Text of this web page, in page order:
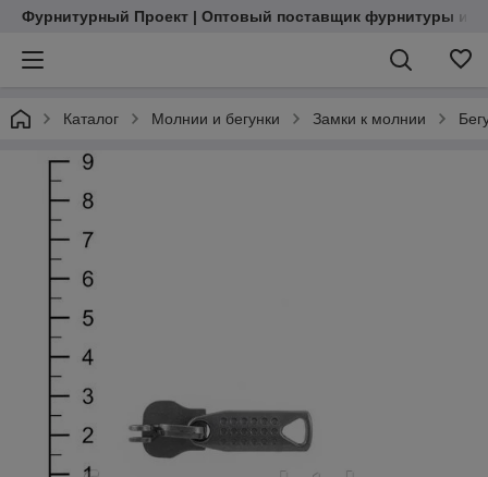
Фурнитурный Проект | Оптовый поставщик фурнитуры и
Каталог Молнии и бегунки Замки к молнии